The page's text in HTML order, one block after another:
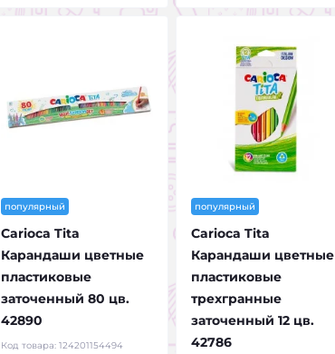
популярный
Carioca Tita
Карандаши цветные
пластиковые
заточенный 80 цв.
42890
Код товара: 124201154494
популярный
Carioca Tita
Карандаши цветные
пластиковые
трехгранные
заточенный 12 цв.
42786